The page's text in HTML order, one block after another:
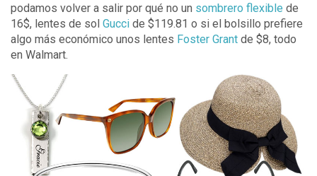
podamos volver a salir por qué no un sombrero flexible de
16$, lentes de sol Gucci de $119.81 o si el bolsillo prefiere
algo más económico unos lentes Foster Grant de $8, todo
en Walmart.